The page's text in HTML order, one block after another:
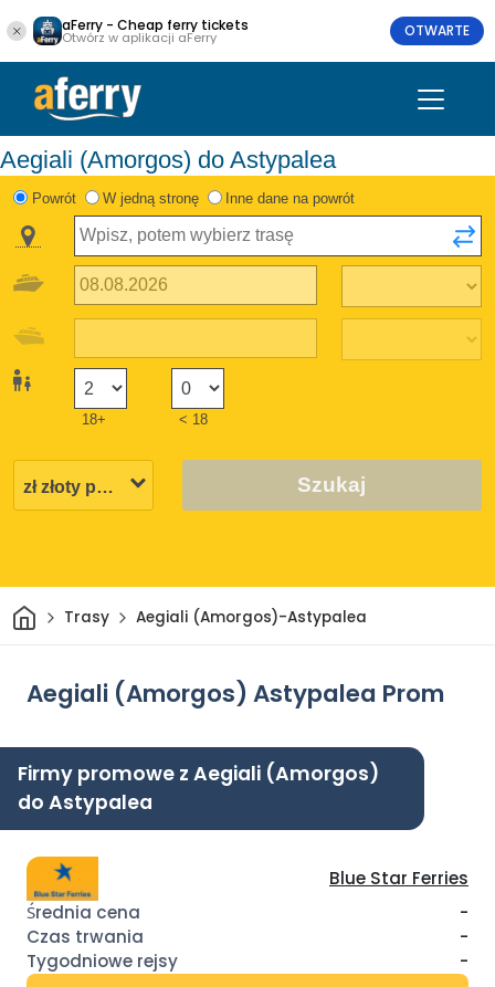
aFerry - Cheap ferry tickets
Otwórz w aplikacji aFerry OTWARTE
Aegiali (Amorgos) do Astypalea
Powrót W jedną stronę Inne dane na powrót
18+ < 18
Szukaj
DomTrasy Aegiali (Amorgos)-Astypalea
Aegiali (Amorgos) Astypalea Prom
Firmy promowe z Aegiali (Amorgos)
do Astypalea
Blue Star Ferries
-
-
-